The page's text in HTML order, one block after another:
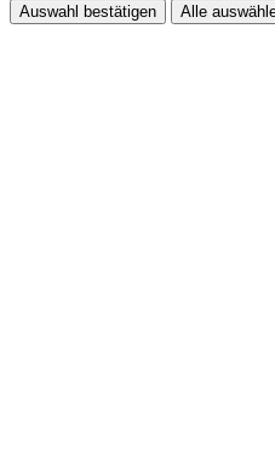
Auswahl bestätigen Alle